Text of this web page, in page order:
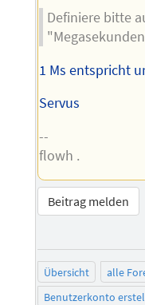
Definiere bitte
1 Ms entspricht
Servus
--
flowh .
Beitrag melden
Übersicht alle
Benutzerkonto